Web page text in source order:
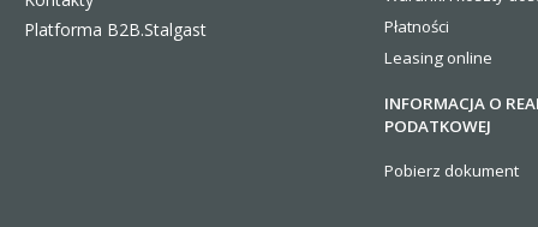
Platforma B2B.Stalgast
Płatności
Leasing online
INFORMACJA O
PODATKOWEJ
Pobierz dokument